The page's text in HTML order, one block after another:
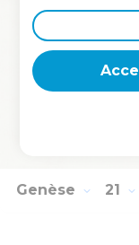
Et à Sara il dit :
frère ; voici, cela te
ceux qui sont avec
Et Abraham pria
Genèse 21